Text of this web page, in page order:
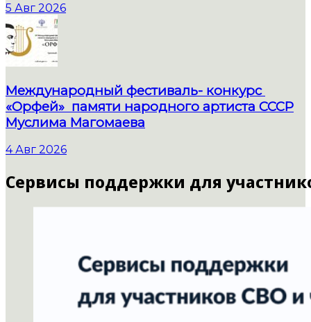
5 Авг 2026
Международный фестиваль- конкурс
«Орфей» памяти народного артиста СССР
Муслима Магомаева
4 Авг 2026
Сервисы поддержки для